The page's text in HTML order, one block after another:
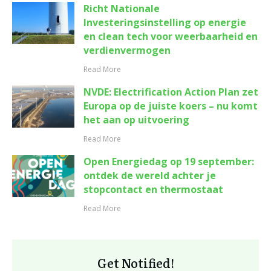
Richt Nationale
Investeringsinstelling op energie
en clean tech voor weerbaarheid en
verdienvermogen
Read More
NVDE: Electrification Action Plan zet
Europa op de juiste koers – nu komt
het aan op uitvoering
Read More
Open Energiedag op 19 september:
ontdek de wereld achter je
stopcontact en thermostaat
Read More
Get Notified!